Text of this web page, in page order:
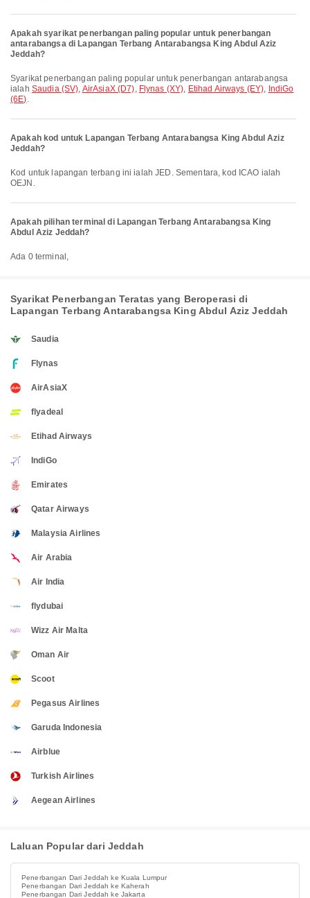
Apakah syarikat penerbangan paling popular untuk penerbangan
antarabangsa di Lapangan Terbang Antarabangsa King Abdul Aziz
Jeddah?
Syarikat penerbangan paling popular untuk penerbangan antarabangsa
ialah Saudia (SV), AirAsiaX (D7), Flynas (XY), Etihad Airways (EY), IndiGo
(6E).
Apakah kod untuk Lapangan Terbang Antarabangsa King Abdul Aziz
Jeddah?
Kod untuk lapangan terbang ini ialah JED. Sementara, kod ICAO ialah
OEJN.
Apakah pilihan terminal di Lapangan Terbang Antarabangsa King
Abdul Aziz Jeddah?
Ada 0 terminal,
Syarikat Penerbangan Teratas yang Beroperasi di
Lapangan Terbang Antarabangsa King Abdul Aziz Jeddah
Saudia
Flynas
AirAsiaX
flyadeal
Etihad Airways
IndiGo
Emirates
Qatar Airways
Malaysia Airlines
Air Arabia
Air India
flydubai
Wizz Air Malta
Oman Air
Scoot
Pegasus Airlines
Garuda Indonesia
Airblue
Turkish Airlines
Aegean Airlines
Laluan Popular dari Jeddah
Penerbangan Dari Jeddah ke Kuala Lumpur
Penerbangan Dari Jeddah ke Kaherah
Penerbangan Dari Jeddah ke Jakarta